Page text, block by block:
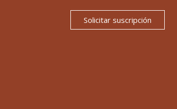
Solicitar suscripción